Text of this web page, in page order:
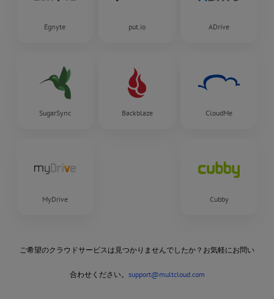
Egnyte put.io ADrive
SugarSync Backblaze CloudMe
MyDrive Cubby
ご希望のクラウドサービスは見つかりませんでしたか？お気軽にお問い
合わせください。 support@multcloud.com